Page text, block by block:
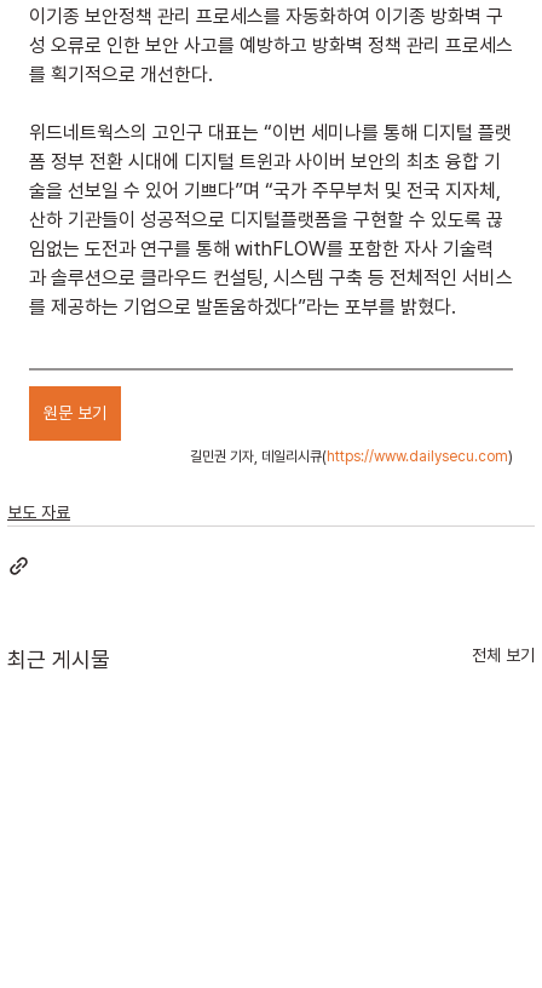
이기종 보안정책 관리 프로세스를 자동화하여 이기종 방화벽 구
성 오류로 인한 보안 사고를 예방하고 방화벽 정책 관리 프로세스
를 획기적으로 개선한다.
위드네트웍스의 고인구 대표는 “이번 세미나를 통해 디지털 플랫
폼 정부 전환 시대에 디지털 트윈과 사이버 보안의 최초 융합 기
술을 선보일 수 있어 기쁘다”며 “국가 주무부처 및 전국 지자체,
산하 기관들이 성공적으로 디지털플랫폼을 구현할 수 있도록 끊
임없는 도전과 연구를 통해 withFLOW를 포함한 자사 기술력
과 솔루션으로 클라우드 컨설팅, 시스템 구축 등 전체적인 서비스
를 제공하는 기업으로 발돋움하겠다”라는 포부를 밝혔다.
원문 보기
길민권 기자, 데일리시큐(https://www.dailysecu.com)
보도 자료
최근 게시물 전체 보기